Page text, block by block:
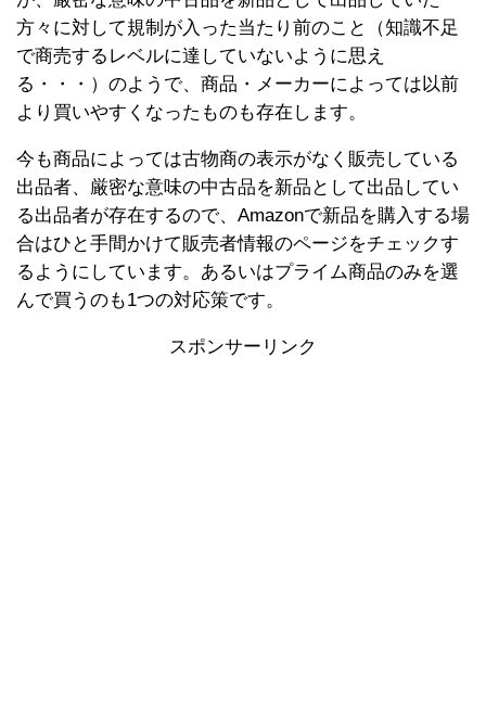
方々に対して規制が入った当たり前のこと（知識不足
で商売するレベルに達していないように思え
る・・・）のようで、商品・メーカーによっては以前
より買いやすくなったものも存在します。
今も商品によっては古物商の表示がなく販売している
出品者、厳密な意味の中古品を新品として出品してい
る出品者が存在するので、Amazonで新品を購入する場
合はひと手間かけて販売者情報のページをチェックす
るようにしています。あるいはプライム商品のみを選
んで買うのも1つの対応策です。
スポンサーリンク